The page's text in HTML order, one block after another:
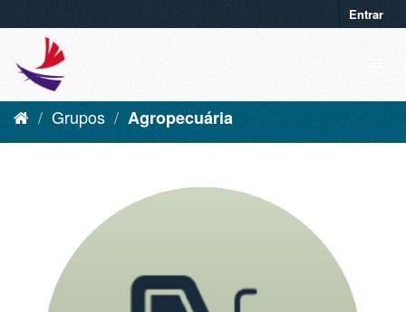
Entrar
Grupos Agropecuária